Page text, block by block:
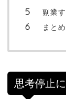
副業
まとめ
思考停止